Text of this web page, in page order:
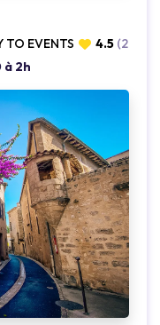
TO EVENTS 4.5 (2 avis)
à 2h